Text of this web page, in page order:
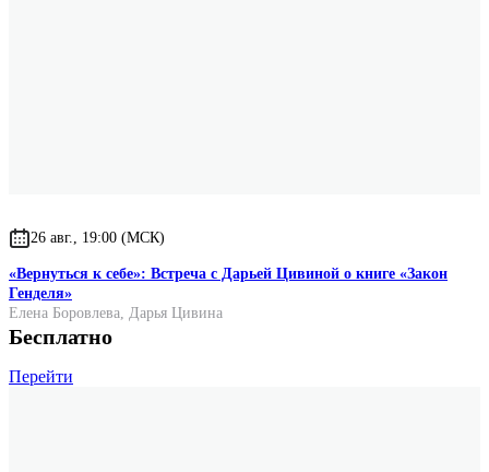
26 авг., 19:00 (МСК)
«Вернуться к себе»: Встреча с Дарьей Цивиной о книге «Закон
Генделя»
Елена Боровлева, Дарья Цивина
Бесплатно
Перейти